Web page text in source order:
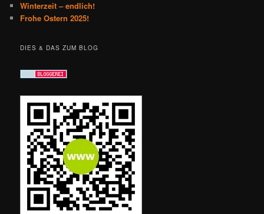
Winterzeit – endlich!
Frohe Ostern 2025!
DIES & DAS ZUM BLOG